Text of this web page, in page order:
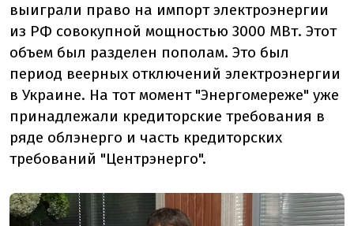
выиграли право на импорт электроэнергии
из РФ совокупной мощностью 3000 МВт. Этот
объем был разделен пополам. Это был
период веерных отключений электроэнергии
в Украине. На тот момент "Энергомереже" уже
принадлежали кредиторские требования в
ряде облэнерго и часть кредиторских
требований "Центрэнерго".